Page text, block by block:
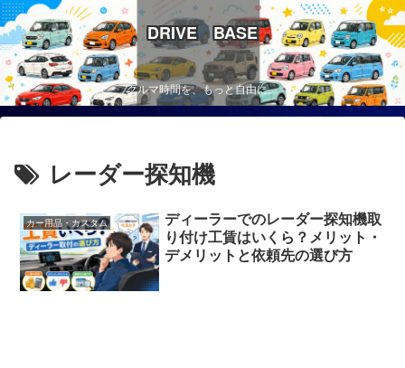
DRIVE BASE
クルマ時間を、もっと自由に。
レーダー探知機
カー用品・カスタム
ディーラーでのレーダー探知機取
り付け工賃はいくら？メリット・
デメリットと依頼先の選び方